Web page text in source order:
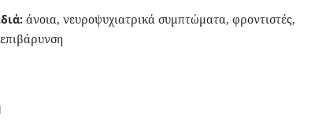
άνοια, νευροψυχιατρικά συμπτώματα, φροντιστές,